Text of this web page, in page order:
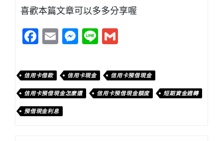
喜歡本篇文章可以多多分享喔
Facebook
EmailMessenger
Line
信用卡借款 信用卡現金 信用卡預借現金
信用卡預借現金怎麼還 信用卡預借現金額度 短期資金週轉
預借現金利息